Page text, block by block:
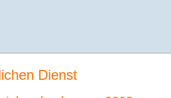
Dienst